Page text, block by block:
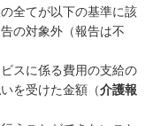
全てが以下の基準に該
の対象外（報告は不
スに係る費用の支給の
を受けた金額（介護報